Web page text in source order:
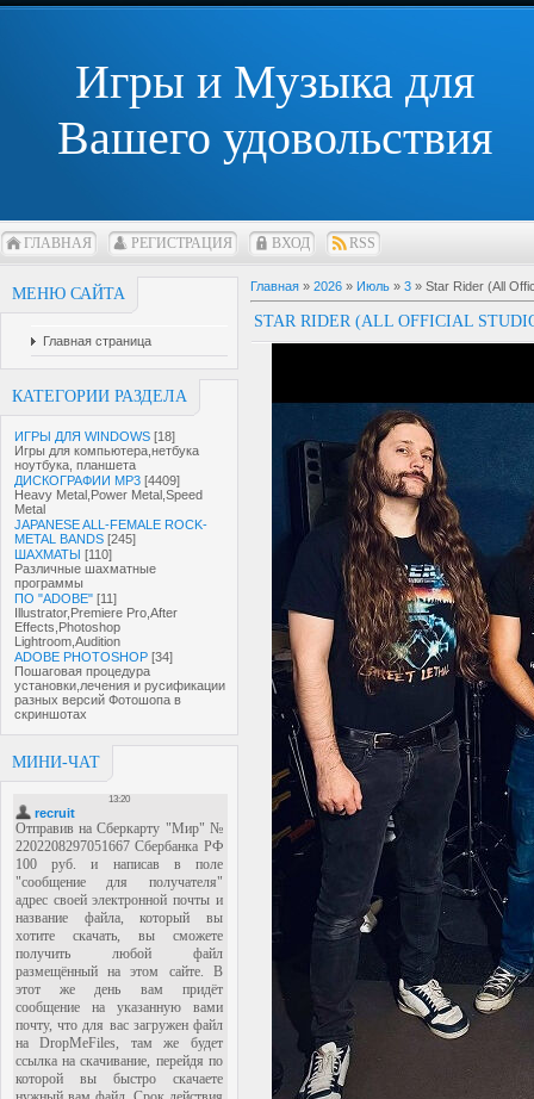
Игры и Музыка для
Вашего удовольствия
ГЛАВНАЯ РЕГИСТРАЦИЯ ВХОД RSS
МЕНЮ САЙТА
Главная страница
КАТЕГОРИИ РАЗДЕЛА
ИГРЫ ДЛЯ WINDOWS [18]
Игры для компьютера,нетбука
ноутбука, планшета
ДИСКОГРАФИИ MP3 [4409]
Heavy Metal,Power Metal,Speed
Metal
JAPANESE ALL-FEMALE ROCK-
METAL BANDS [245]
ШАХМАТЫ [110]
Различные шахматные
программы
ПО "ADOBE" [11]
Illustrator,Premiere Pro,After
Effects,Photoshop
Lightroom,Audition
ADOBE PHOTOSHOP [34]
Пошаговая процедура
установки,лечения и русификации
разных версий Фотошопа в
скриншотах
МИНИ-ЧАТ
Главная » 2026 » Июль » 3 » Star Rider (All
STAR RIDER (ALL OFFICIAL